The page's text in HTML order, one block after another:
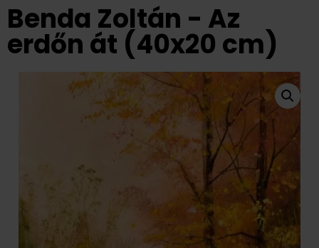
Benda Zoltán - Az
erdőn át (40x20 cm)